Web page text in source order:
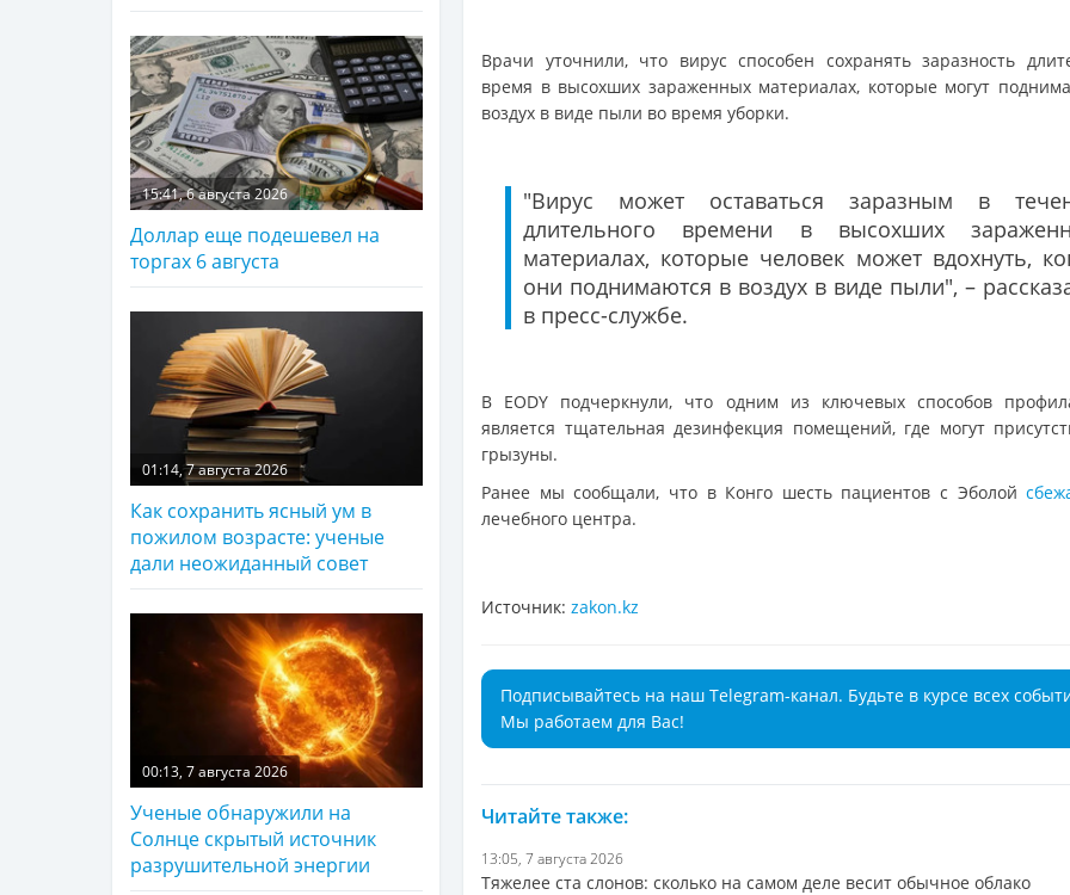
Врачи уточнили, что вирус способен сохранять заразность
время в высохших зараженных материалах, которые могут
воздух в виде пыли во время уборки.
"Вирус может оставаться заразным в
длительного времени в высохших
материалах, которые человек может вдохнуть,
они поднимаются в воздух в виде пыли", –
в пресс-службе.
В EODY подчеркнули, что одним из ключевых способов
является тщательная дезинфекция помещений, где могут
грызуны.
Ранее мы сообщали, что в Конго шесть пациентов с Эболой
лечебного центра.
Источник: zakon.kz
Подписывайтесь на наш Telegram-канал. Будьте в курсе всех
Мы работаем для Вас!
Читайте также:
13:05, 7 августа 2026
Тяжелее ста слонов: сколько на самом деле весит обычное облако
15:41, 6 августа 2026
Доллар еще подешевел на
торгах 6 августа
01:14, 7 августа 2026
Как сохранить ясный ум в
пожилом возрасте: ученые
дали неожиданный совет
00:13, 7 августа 2026
Ученые обнаружили на
Солнце скрытый источник
разрушительной энергии